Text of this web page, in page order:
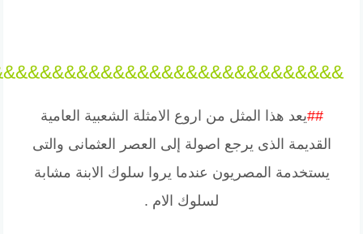
##يعد هذا المثل من اروع الامثلة الشعبية العامية
القديمة الذى يرجع اصولة إلى العصر العثمانى والتى
يستخدمة المصريون عندما يروا سلوك الابنة مشابة
لسلوك الام .